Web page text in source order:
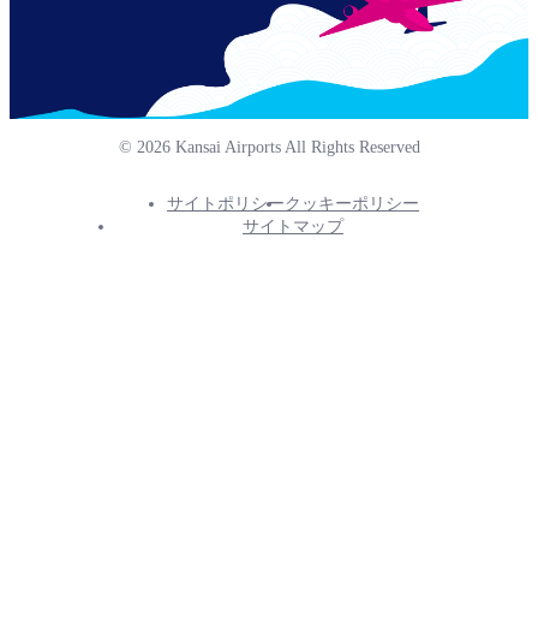
© 2026 Kansai Airports All Rights Reserved
サイトポリシークッキーポリシー
サイトマップ